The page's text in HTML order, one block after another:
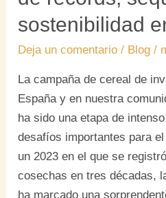
sostenibilidad
Deja un comentario / Blog /
La campaña de cereal de
España y en nuestra
ha sido una etapa de
desafíos importantes para
un 2023 en el que se
cosechas en tres décadas,
ha marcado una
el
horizonte